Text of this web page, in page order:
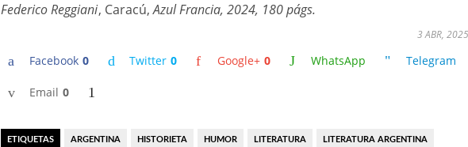
Federico Reggiani, Caracú,Azul Francia, 2024, 180 págs.
Facebook 0 Twitter 0 Google+ 0 WhatsApp Telegram
Email 0
3 ABR, 2025
ETIQUETAS ARGENTINA HISTORIETA HUMOR LITERATURA LITERATURA ARGENTINA